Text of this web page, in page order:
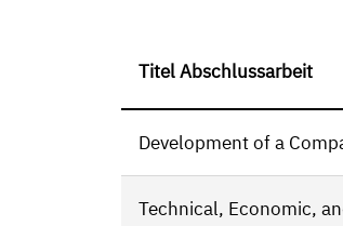
Titel Abschlussarbeit
Development of a
Technical, Economic,